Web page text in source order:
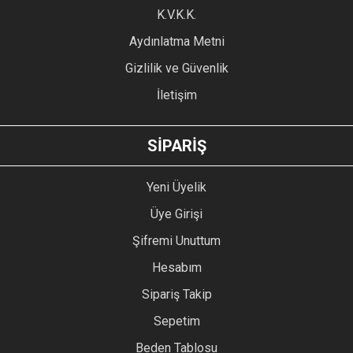
Ürün fiyatı diğer sitelerden daha pahalı.
GÖNDER
K.V.K.K.
Aydınlatma Metni
Gizlilik ve Güvenlik
İletişim
SİPARİŞ
Yeni Üyelik
Üye Girişi
Şifremi Unuttum
Hesabım
Sipariş Takip
Sepetim
Beden Tablosu